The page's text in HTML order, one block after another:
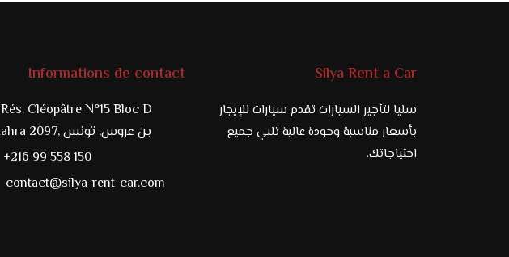
Silya Rent a Car
سليا لتأجير السيارات تقدم سيارات للإيجار
بأسعار مناسبة وجودة عالية تلبي جميع
احتياجاتك.
Informations de contact
Rés. Cléopâtre N°15 Bloc D
Ezzahra 2097, بن عروس, تونس
+216 99 558 150
contact@silya-rent-car.com